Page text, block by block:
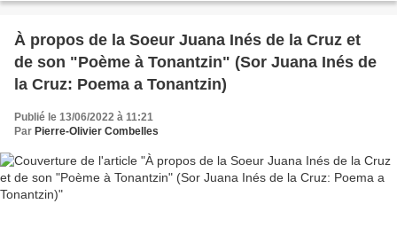
À propos de la Soeur Juana Inés de la Cruz et
de son "Poème à Tonantzin" (Sor Juana Inés de
la Cruz: Poema a Tonantzin)
Publié le 13/06/2022 à 11:21
Par Pierre-Olivier Combelles